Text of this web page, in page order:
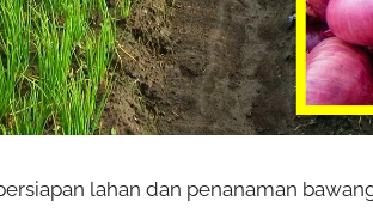
lahan dan penanaman